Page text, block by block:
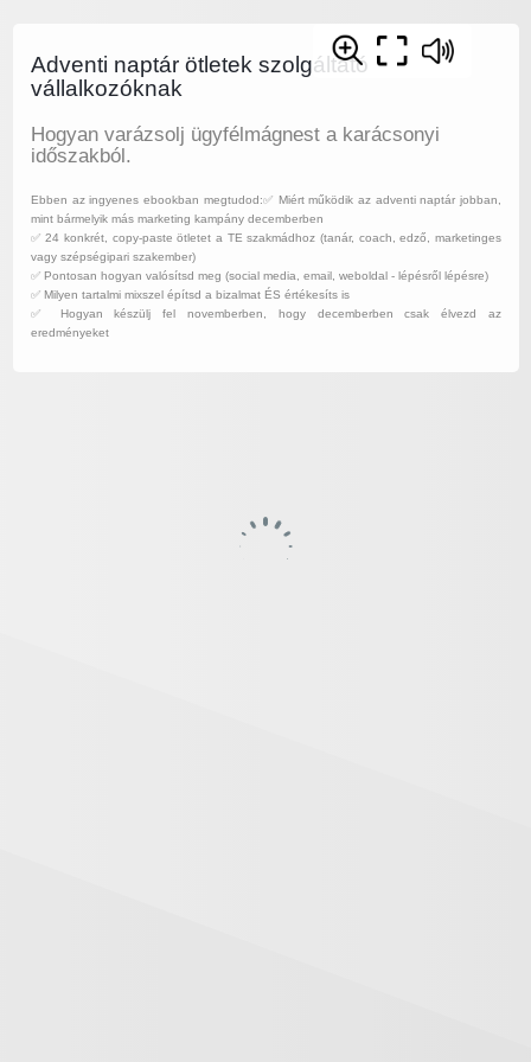
Adventi naptár ötletek szolgáltató
vállalkozóknak
Hogyan varázsolj ügyfélmágnest a karácsonyi
időszakból.
Ebben az ingyenes ebookban megtudod:✅ Miért működik az adventi naptár jobban,
mint bármelyik más marketing kampány decemberben
✅ 24 konkrét, copy-paste ötletet a TE szakmádhoz (tanár, coach, edző, marketinges
vagy szépségipari szakember)
✅ Pontosan hogyan valósítsd meg (social media, email, weboldal - lépésről lépésre)
✅ Milyen tartalmi mixszel építsd a bizalmat ÉS értékesíts is
✅ Hogyan készülj fel novemberben, hogy decemberben csak élvezd az
eredményeket